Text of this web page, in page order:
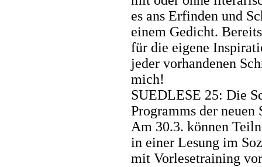
es ans Erfinden und
einem Gedicht.
für die eigene
jeder vorhandenen
mich!
SUEDLESE 25: Die
Programms der
Am 30.3. können
in einer Lesung im
mit Vorlesetraining